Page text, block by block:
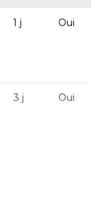
1 j Oui
3 j Oui